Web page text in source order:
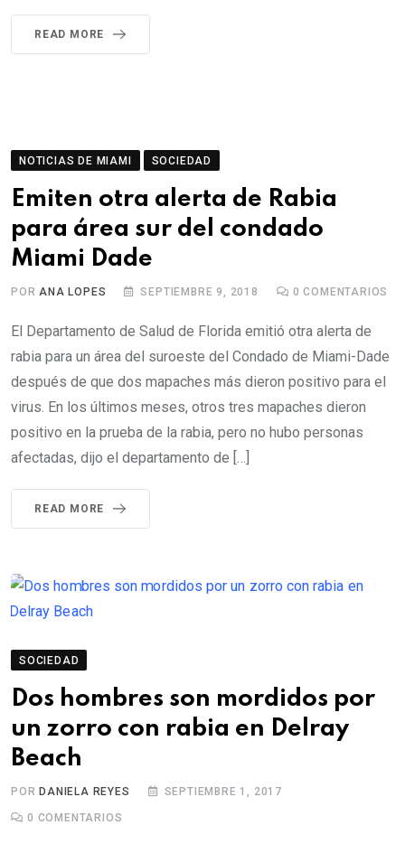
READ MORE
NOTICIAS DE MIAMI SOCIEDAD
Emiten otra alerta de Rabia
para área sur del condado
Miami Dade
PORANA LOPES SEPTIEMBRE 9, 2018 0 COMENTARIOS
El Departamento de Salud de Florida emitió otra alerta de
rabia para un área del suroeste del Condado de Miami-Dade
después de que dos mapaches más dieron positivo para el
virus. En los últimos meses, otros tres mapaches dieron
positivo en la prueba de la rabia, pero no hubo personas
afectadas, dijo el departamento de […]
READ MORE
SOCIEDAD
Dos hombres son mordidos por
un zorro con rabia en Delray
Beach
PORDANIELA REYES SEPTIEMBRE 1, 2017
0 COMENTARIOS